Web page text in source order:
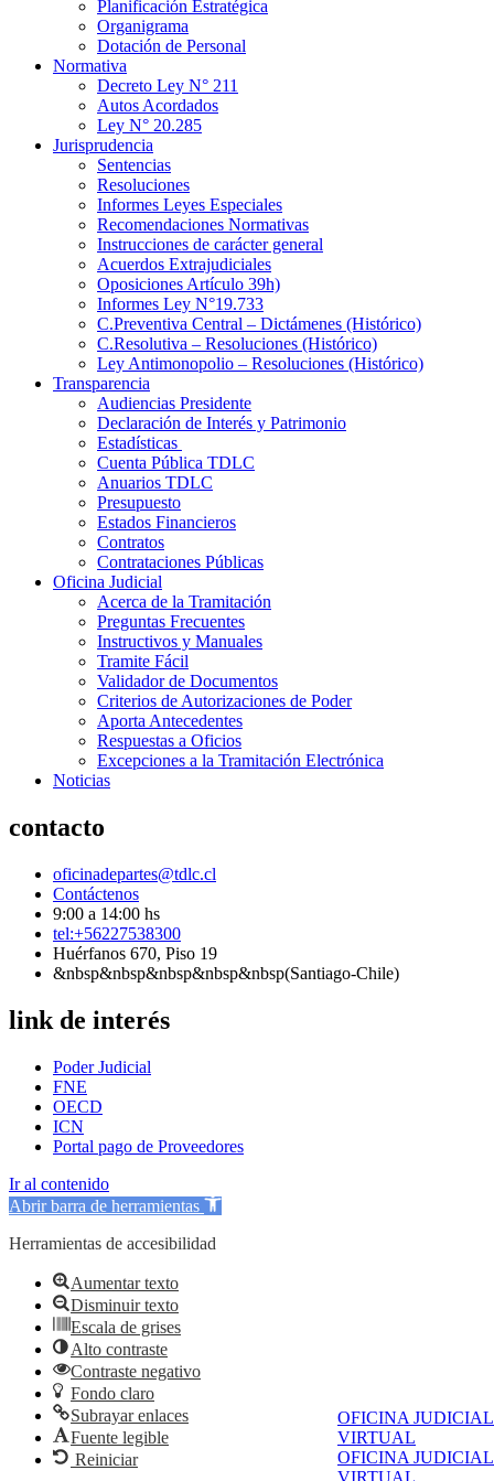
OFICINA JUDICIAL
VIRTUAL
OFICINA JUDICIAL
VIRTUAL
Planificación Estratégica
Organigrama
Dotación de Personal
Normativa
Decreto Ley N° 211
Autos Acordados
Ley N° 20.285
Jurisprudencia
Sentencias
Resoluciones
Informes Leyes Especiales
Recomendaciones Normativas
Instrucciones de carácter general
Acuerdos Extrajudiciales
Oposiciones Artículo 39h)
Informes Ley N°19.733
C.Preventiva Central – Dictámenes (Histórico)
C.Resolutiva – Resoluciones (Histórico)
Ley Antimonopolio – Resoluciones (Histórico)
Transparencia
Audiencias Presidente
Declaración de Interés y Patrimonio
Estadísticas
Cuenta Pública TDLC
Anuarios TDLC
Presupuesto
Estados Financieros
Contratos
Contrataciones Públicas
Oficina Judicial
Acerca de la Tramitación
Preguntas Frecuentes
Instructivos y Manuales
Tramite Fácil
Validador de Documentos
Criterios de Autorizaciones de Poder
Aporta Antecedentes
Respuestas a Oficios
Excepciones a la Tramitación Electrónica
Noticias
contacto
oficinadepartes@tdlc.cl
Contáctenos
9:00 a 14:00 hs
tel:+56227538300
Huérfanos 670, Piso 19
&nbsp&nbsp&nbsp&nbsp&nbsp(Santiago-Chile)
link de interés
Poder Judicial
FNE
OECD
ICN
Portal pago de Proveedores
Ir al contenido
Abrir barra de herramientas
Herramientas de accesibilidad
Aumentar texto
Disminuir texto
Escala de grises
Alto contraste
Contraste negativo
Fondo claro
Subrayar enlaces
Fuente legible
Reiniciar